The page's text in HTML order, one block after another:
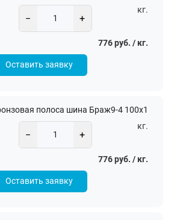
− +
кг.
776 руб. / кг.
Оставить заявку
полоса шина Браж9-4 100х1
− +
кг.
776 руб. / кг.
Оставить заявку